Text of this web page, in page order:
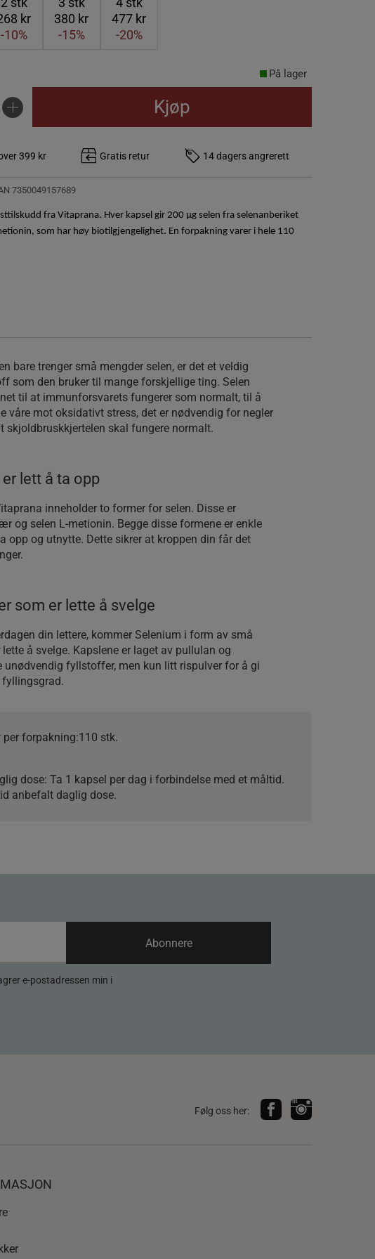
kr
-10%
380 kr
-15%
477 kr
-20%
På lager
Kjøp
399 kr Gratis retur 14 dagers angrerett
7350049157689
fra Vitaprana. Hver kapsel gir 200 μg selen fra selenanberiket
som har høy biotilgjengelighet. En forpakning varer i hele 110
bare trenger små mengder selen, er det et veldig
som den bruker til mange forskjellige ting. Selen
til at immunforsvarets fungerer som normalt, til å
våre mot oksidativt stress, det er nødvendig for negler
skjoldbruskkjertelen skal fungere normalt.
lett å ta opp
inneholder to former for selen. Disse er
og selen L-metionin. Begge disse formene er enkle
opp og utnytte. Dette sikrer at kroppen din får det
som er lette å svelge
din lettere, kommer Selenium i form av små
å svelge. Kapslene er laget av pullulan og
unødvendig fyllstoffer, men kun litt rispulver for å gi
per forpakning:110 stk.
dose: Ta 1 kapsel per dag i forbindelse med et måltid.
anbefalt daglig dose.
e-postadressen min i
Abonnere
Følg oss her: